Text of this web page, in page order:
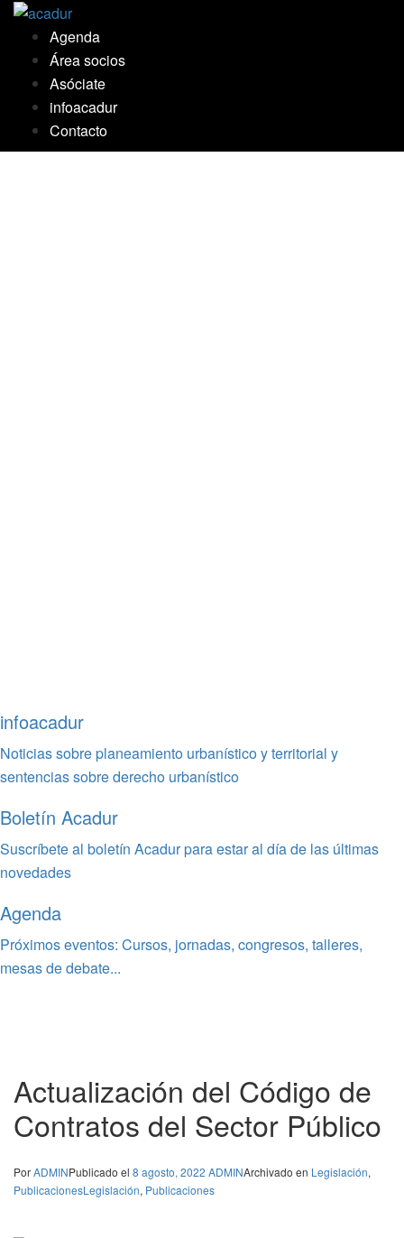
Saltar
contenido
Agenda
Área socios
Asóciate
infoacadur
Contacto
infoacadur
Noticias sobre planeamiento urbanístico y territorial y
sentencias sobre derecho urbanístico
Boletín Acadur
Suscríbete al boletín Acadur para estar al día de las últimas
novedades
Agenda
Próximos eventos: Cursos, jornadas, congresos, talleres,
mesas de debate...
Actualización del Código de
Contratos del Sector Público
PorADMINPublicado el 8 agosto, 2022 ADMINArchivado en Legislación,
PublicacionesLegislación, Publicaciones